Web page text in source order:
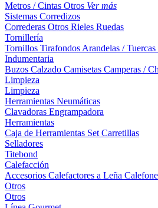
Metros / Cintas Otros Ver más
Sistemas Corredizos
Correderas Otros Rieles Ruedas
Tornillería
Tornillos Tirafondos Arandelas / Tuercas
Indumentaria
Buzos Calzado Camisetas Camperas /
Limpieza
Limpieza
Herramientas Neumáticas
Clavadoras Engrampadora
Herramientas
Caja de Herramientas Set Carretillas
Selladores
Titebond
Calefacción
Accesorios Calefactores a Leña
Otros
Otros